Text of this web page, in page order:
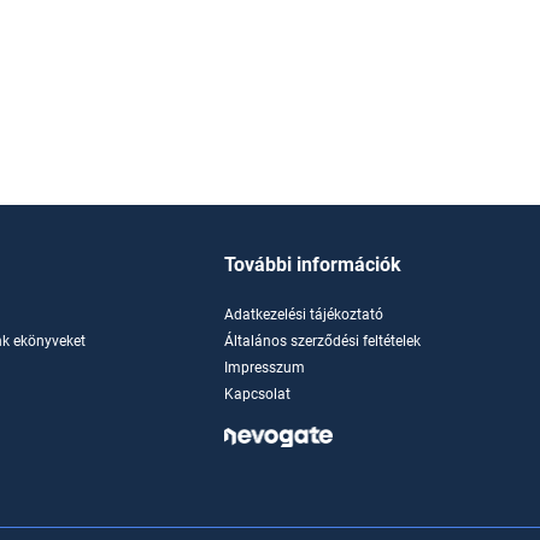
ekönyveket
További információk
Adatkezelési tájékoztató
Általános szerződési feltételek
Impresszum
Kapcsolat